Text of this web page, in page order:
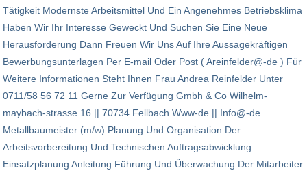
Tätigkeit Modernste Arbeitsmittel Und Ein Angenehmes Betriebsklima
Haben Wir Ihr Interesse Geweckt Und Suchen Sie Eine Neue
Herausforderung Dann Freuen Wir Uns Auf Ihre Aussagekräftigen
Bewerbungsunterlagen Per E-mail Oder Post ( Areinfelder@-de ) Für
Weitere Informationen Steht Ihnen Frau Andrea Reinfelder Unter
0711/58 56 72 11 Gerne Zur Verfügung Gmbh & Co Wilhelm-
maybach-strasse 16 || 70734 Fellbach Www-de || Info@-de
Metallbaumeister (m/w) Planung Und Organisation Der
Arbeitsvorbereitung Und Technischen Auftragsabwicklung
Einsatzplanung Anleitung Führung Und Überwachung Der Mitarbeiter